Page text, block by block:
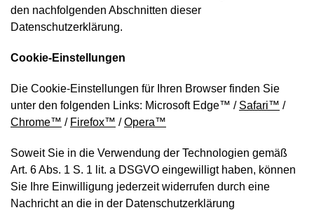
den nachfolgenden Abschnitten dieser
Datenschutzerklärung.
Cookie-Einstellungen
Die Cookie-Einstellungen für Ihren Browser finden Sie
unter den folgenden Links: Microsoft Edge™ / Safari™ /
Chrome™ / Firefox™ /Opera™
Soweit Sie in die Verwendung der Technologien gemäß
Art. 6 Abs. 1 S. 1 lit. a DSGVO eingewilligt haben, können
Sie Ihre Einwilligung jederzeit widerrufen durch eine
Nachricht an die in der Datenschutzerklärung